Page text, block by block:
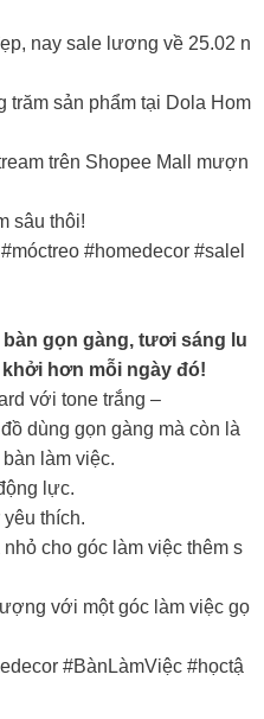
nay sale lương về 25.02 n
trăm sản phẩm tại Dola Hom
trên Shopee Mall mượn
sâu thôi!
#homedecor #salel
gọn gàng, tươi sáng lu
hơn mỗi ngày đó!
với tone trắng –
dùng gọn gàng mà còn là
làm việc.
lực.
thích.
cho góc làm việc thêm s
với một góc làm việc gọ
#BànLàmViệc #họctậ